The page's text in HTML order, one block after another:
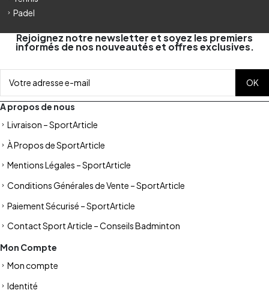
Padel
Rejoignez notre newsletter et soyez les premiers
informés de nos nouveautés et offres exclusives.
A propos de nous
Livraison – SportArticle
À Propos de SportArticle
Mentions Légales – SportArticle
Conditions Générales de Vente – SportArticle
Paiement Sécurisé – SportArticle
Contact Sport Article – Conseils Badminton
Mon Compte
Mon compte
Identité